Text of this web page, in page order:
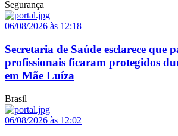
Segurança
06/08/2026 às 12:18
Secretaria de Saúde esclarece que
profissionais ficaram protegidos
em Mãe Luíza
Brasil
06/08/2026 às 12:02